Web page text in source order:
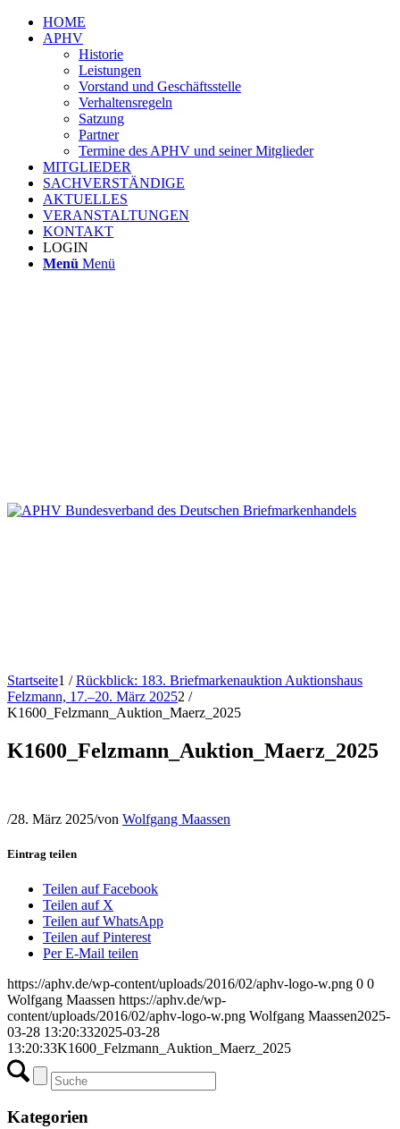
HOME
APHV
Historie
Leistungen
Vorstand und Geschäftsstelle
Verhaltensregeln
Satzung
Partner
Termine des APHV und seiner Mitglieder
MITGLIEDER
SACHVERSTÄNDIGE
AKTUELLES
VERANSTALTUNGEN
KONTAKT
LOGIN
Menü Menü
Startseite1 / Rückblick: 183. Briefmarkenauktion Auktionshaus
Felzmann, 17.–20. März 20252 /
K1600_Felzmann_Auktion_Maerz_2025
K1600_Felzmann_Auktion_Maerz_2025
/28. März 2025/von Wolfgang Maassen
Eintrag teilen
Teilen auf Facebook
Teilen auf X
Teilen auf WhatsApp
Teilen auf Pinterest
Per E-Mail teilen
https://aphv.de/wp-content/uploads/2016/02/aphv-logo-w.png 0 0
Wolfgang Maassen https://aphv.de/wp-
content/uploads/2016/02/aphv-logo-w.png Wolfgang Maassen2025-
03-28 13:20:332025-03-28
13:20:33K1600_Felzmann_Auktion_Maerz_2025
Kategorien